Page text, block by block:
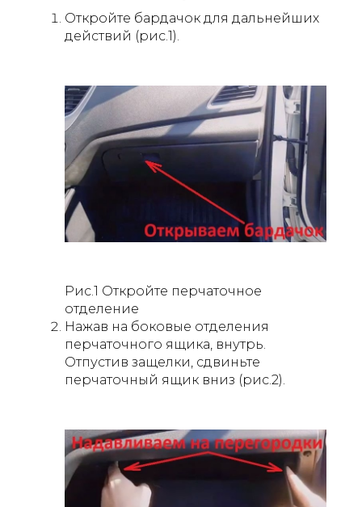
Откройте бардачок для дальнейших
действий (рис.1).
Рис.1 Откройте перчаточное
отделение
Нажав на боковые отделения
перчаточного ящика, внутрь.
Отпустив защелки, сдвиньте
перчаточный ящик вниз (рис.2).